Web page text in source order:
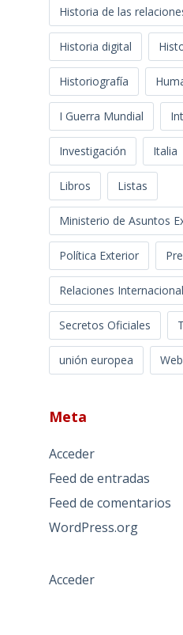
Historia de las
Historia digital
Historiografía
I Guerra Mundial
Investigación Italia
Libros Listas
Ministerio de Asuntos
Política Exterior
Relaciones
Secretos Oficiales
unión europea
Meta
Acceder
Feed de entradas
Feed de comentarios
WordPress.org
Acceder